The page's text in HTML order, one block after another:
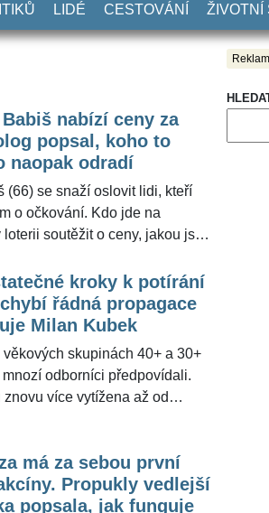
LIDÉ CESTOVÁNÍ ŽIVOTNÍ
nabízí ceny za
popsal, koho to
naopak odradí
(66) se snaží oslovit lidi, kteří
o očkování. Kdo jde na
soutěžit o ceny, jakou jsou
To by mohlo k očkování proti
mladší a zatím málo
Tento způsob motivace
obávám, že to může mít vliv
malé tisíce lidí. Když
část lidí to přesvědčí a
kroky k potírání
řádná propagace
Milan Kubek
skupinách 40+ a 30+
odborníci předpovídali.
více vytížena až od
důvodů odmítají
otázkou, zda vůbec lze
kterou odborníci
má za sebou první
Propukly vedlejší
popsala, jak funguje